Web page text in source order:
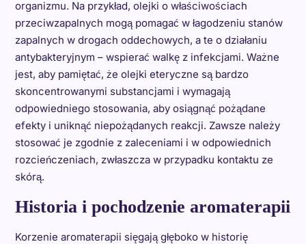
organizmu. Na przykład, olejki o właściwościach
przeciwzapalnych mogą pomagać w łagodzeniu stanów
zapalnych w drogach oddechowych, a te o działaniu
antybakteryjnym – wspierać walkę z infekcjami. Ważne
jest, aby pamiętać, że olejki eteryczne są bardzo
skoncentrowanymi substancjami i wymagają
odpowiedniego stosowania, aby osiągnąć pożądane
efekty i uniknąć niepożądanych reakcji. Zawsze należy
stosować je zgodnie z zaleceniami i w odpowiednich
rozcieńczeniach, zwłaszcza w przypadku kontaktu ze
skórą.
Historia i pochodzenie aromaterapii
Korzenie aromaterapii sięgają głęboko w historię